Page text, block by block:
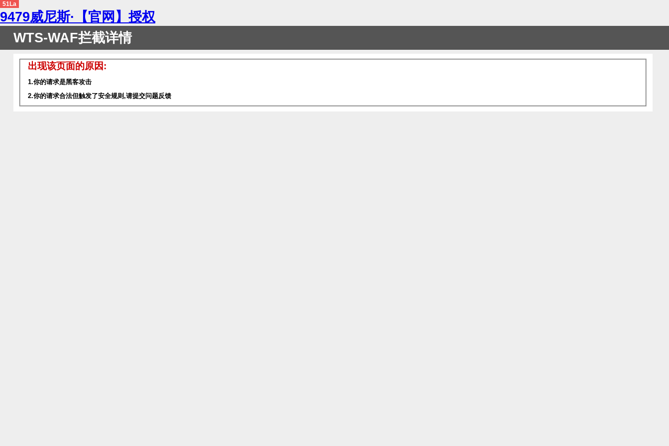
51La
9479威尼斯·【官网】授权
WTS-WAF拦截详情
出现该页面的原因:
1.你的请求是黑客攻击
2.你的请求合法但触发了安全规则,请提交问题反馈